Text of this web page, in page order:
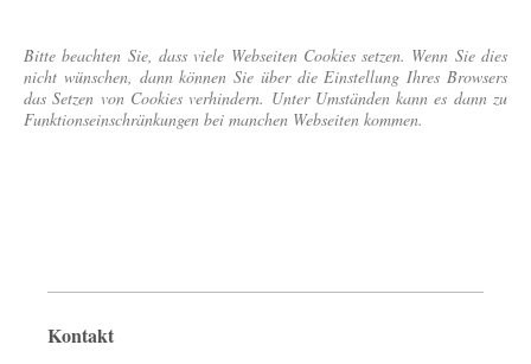
Bitte beachten Sie, dass viele Webseiten Cookies setzen. Wenn Sie dies
nicht wünschen, dann können Sie über die Einstellung Ihres Browsers
das Setzen von Cookies verhindern. Unter Umständen kann es dann zu
Funktionseinschränkungen bei manchen Webseiten kommen.
Kontakt